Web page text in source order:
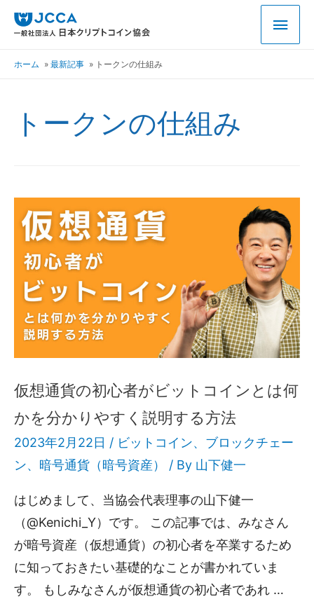
ホーム 最新記事 トークンの仕組み
トークンの仕組み
仮想通貨の初心者がビットコインとは何
かを分かりやすく説明する方法
2023年2月22日 / ビットコイン、 ブロックチェー
ン、 暗号通貨（暗号資産） / By 山下健一
はじめまして、当協会代表理事の山下健一
（@Kenichi_Y）です。 この記事では、みなさん
が暗号資産（仮想通貨）の初心者を卒業するため
に知っておきたい基礎的なことが書かれていま
す。 もしみなさんが仮想通貨の初心者であれ …